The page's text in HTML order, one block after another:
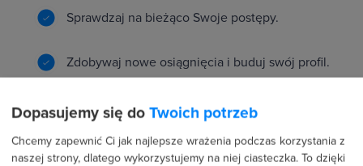
Sprawdzaj na bieżąco Swoje postępy.
Zdobywaj nowe osiągnięcia i buduj swój profil.
Rywalizuj z innymi o najlepszy wynik.
Dopasujemy się do Twoich potrzeb
Chcemy zapewnić Ci jak najlepsze wrażenia podczas korzystania z
naszej strony, dlatego wykorzystujemy na niej ciasteczka. To dzięki